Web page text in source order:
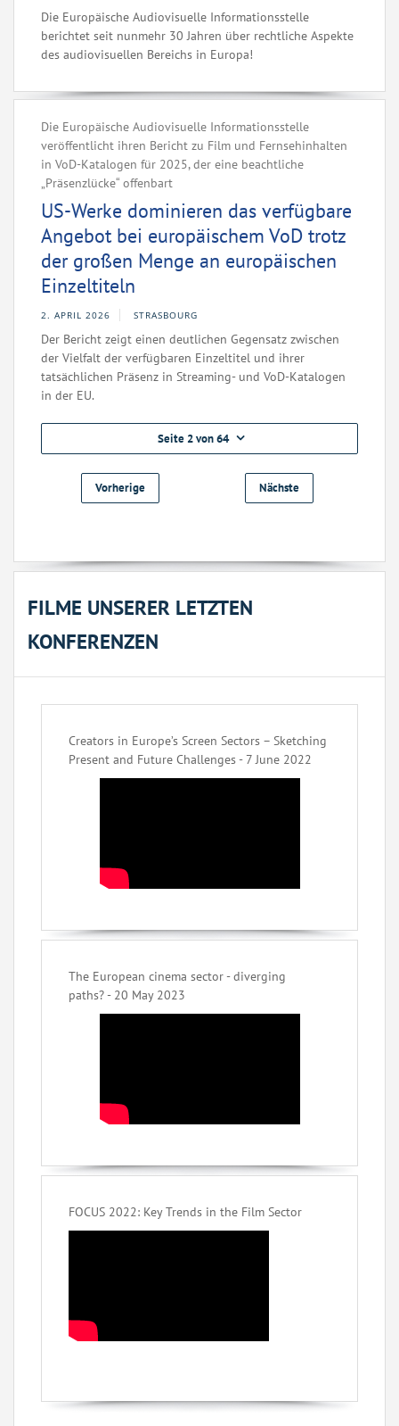
Die Europäische Audiovisuelle Informationsstelle
berichtet seit nunmehr 30 Jahren über rechtliche Aspekte
des audiovisuellen Bereichs in Europa!
Die Europäische Audiovisuelle Informationsstelle
veröffentlicht ihren Bericht zu Film und Fernsehinhalten
in VoD-Katalogen für 2025, der eine beachtliche
„Präsenzlücke“ offenbart
US-Werke dominieren das verfügbare
Angebot bei europäischem VoD trotz
der großen Menge an europäischen
Einzeltiteln
2. APRIL 2026 STRASBOURG
Der Bericht zeigt einen deutlichen Gegensatz zwischen
der Vielfalt der verfügbaren Einzeltitel und ihrer
tatsächlichen Präsenz in Streaming- und VoD-Katalogen
in der EU.
Seite 2 von 64
Vorherige Nächste
FILME UNSERER LETZTEN
KONFERENZEN
Creators in Europe’s Screen Sectors – Sketching
Present and Future Challenges - 7 June 2022
The European cinema sector - diverging
paths? - 20 May 2023
FOCUS 2022: Key Trends in the Film Sector